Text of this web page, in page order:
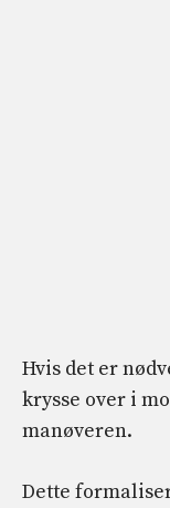
Hvis det er
krysse over i
manøveren.
Dette